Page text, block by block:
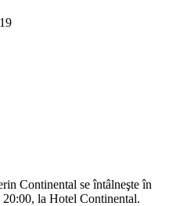
Continental se întâlneşte în
20:00, la Hotel Continental.